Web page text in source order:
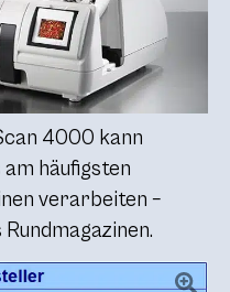
4000 kann
am häufigsten
verarbeiten –